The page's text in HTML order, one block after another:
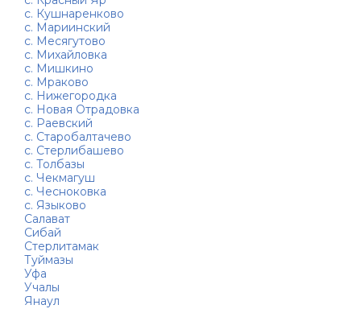
с. Кушнаренково
с. Мариинский
с. Месягутово
с. Михайловка
с. Мишкино
с. Мраково
с. Нижегородка
с. Новая Отрадовка
с. Раевский
с. Старобалтачево
с. Стерлибашево
с. Толбазы
с. Чекмагуш
с. Чесноковка
с. Языково
Салават
Сибай
Стерлитамак
Туймазы
Уфа
Учалы
Янаул